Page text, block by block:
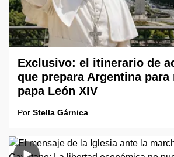
Exclusivo: el itinerario de
que prepara Argentina
papa León XIV
Por Stella Gárnica